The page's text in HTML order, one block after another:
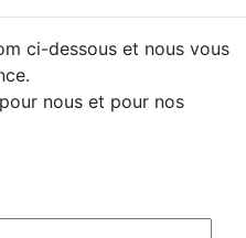
ci-dessous et nous vous
nous et pour nos